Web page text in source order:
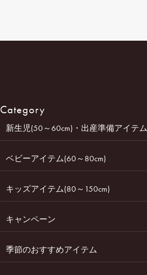
Category
新生児(50～60cm)・出産準備アイテム
ベビーアイテム(60～80cm)
キッズアイテム(80～150cm)
キャンペーン
季節のおすすめアイテム